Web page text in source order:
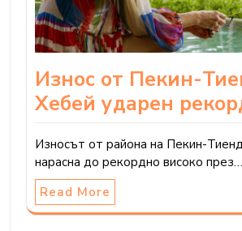
Износ от Пекин-
Хебей ударен
Износът от района на Пекин-
нарасна до рекордно високо през…
Read More